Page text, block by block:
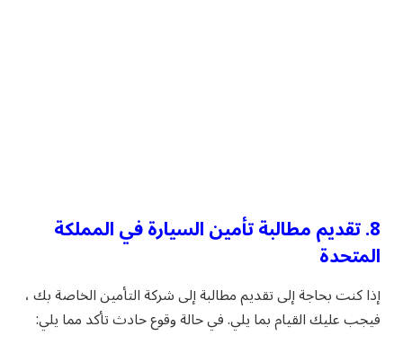
8. تقديم مطالبة تأمين السيارة في المملكة
المتحدة
إذا كنت بحاجة إلى تقديم مطالبة إلى شركة التأمين الخاصة بك ،
فيجب عليك القيام بما يلي. في حالة وقوع حادث تأكد مما يلي: